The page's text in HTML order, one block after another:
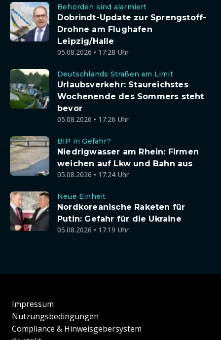
Behörden sind alarmiert
Dobrindt-Update zur Sprengstoff-
Drohne am Flughafen
Leipzig/Halle
05.08.2026 • 17:28 Uhr
Deutschlands Straßen am Limit
Urlaubsverkehr: Staureichstes
Wochenende des Sommers steht
bevor
05.08.2026 • 17:26 Uhr
BIP in Gefahr?
Niedrigwasser am Rhein: Firmen
weichen auf Lkw und Bahn aus
05.08.2026 • 17:24 Uhr
Neue Einheit
Nordkoreanische Raketen für
Putin: Gefahr für die Ukraine
05.08.2026 • 17:19 Uhr
Impressum
Nutzungsbedingungen
Compliance & Hinweisgebersystem